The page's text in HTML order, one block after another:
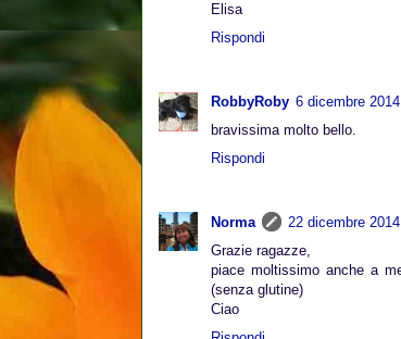
Elisa
Rispondi
RobbyRoby 6 dicembre
bravissima molto bello.
Rispondi
Norma
22 dicembre
Grazie ragazze,
piace moltissimo anche a
(senza glutine)
Ciao